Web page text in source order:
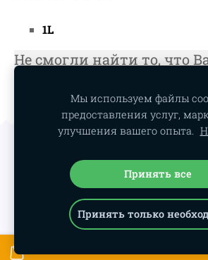
Не смогли найти то, что
мы постараемся помочь!
1L
Мы используем файлы
предоставления услуг,
улучшения вашего опыта.
Принять все
Принять только